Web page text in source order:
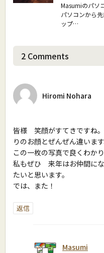
Masumiのパソ
パソコンから
ップ…
2 Comments
Hiromi Nohara
皆様 笑顔がすてきですね
りのお顔とぜんぜん違いま
この一枚の写真で良くわかり
私もぜひ 来年はお仲間に
たいと思います。
では、また！
返信
Masumi